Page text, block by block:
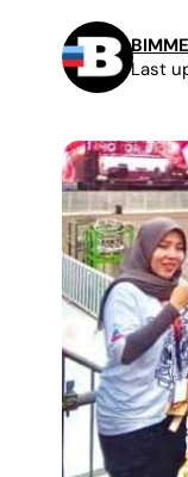
Last